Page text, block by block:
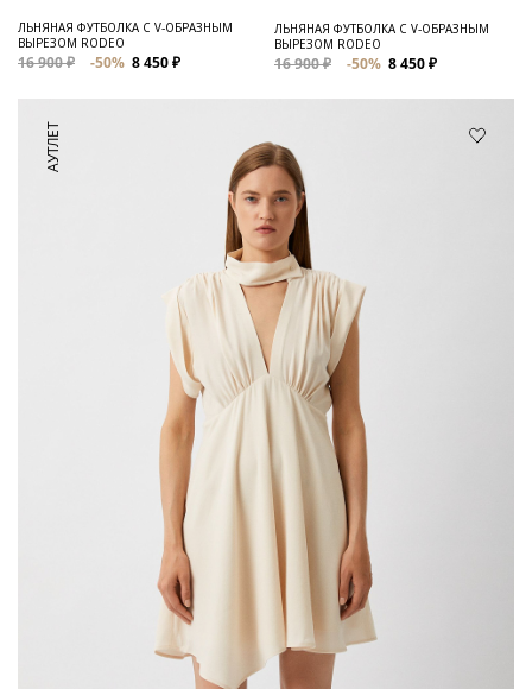
ЛЬНЯНАЯ ФУТБОЛКА C V-ОБРАЗНЫМ
ВЫРЕЗОМ RODEO
16 900 ₽ -50% 8 450 ₽
ЛЬНЯНАЯ ФУТБОЛКА С V-ОБРАЗНЫМ
ВЫРЕЗОМ RODEO
16 900 ₽ -50% 8 450 ₽
АУТЛЕТ